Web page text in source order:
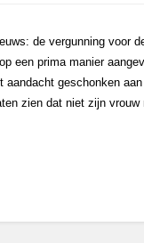
de vergunning voor
een prima manier
aandacht geschonken
zien dat niet zijn vrouw